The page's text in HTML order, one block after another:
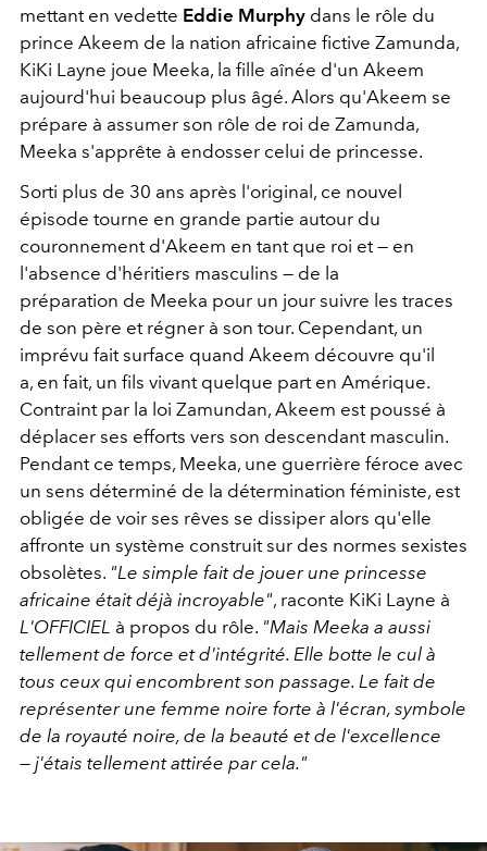
mettant en vedette Eddie Murphy dans le rôle du
prince Akeem de la nation africaine fictive Zamunda,
KiKi Layne joue Meeka, la fille aînée d'un Akeem
aujourd'hui beaucoup plus âgé. Alors qu'Akeem se
prépare à assumer son rôle de roi de Zamunda,
Meeka s'apprête à endosser celui de princesse.
Sorti plus de 30 ans après l'original, ce nouvel
épisode tourne en grande partie autour du
couronnement d'Akeem en tant que roi et — en
l'absence d'héritiers masculins — de la
préparation de Meeka pour un jour suivre les traces
de son père et régner à son tour. Cependant, un
imprévu fait surface quand Akeem découvre qu'il
a, en fait, un fils vivant quelque part en Amérique.
Contraint par la loi Zamundan, Akeem est poussé à
déplacer ses efforts vers son descendant masculin.
Pendant ce temps, Meeka, une guerrière féroce avec
un sens déterminé de la détermination féministe, est
obligée de voir ses rêves se dissiper alors qu'elle
affronte un système construit sur des normes sexistes
obsolètes. "Le simple fait de jouer une princesse
africaine était déjà incroyable", raconte KiKi Layne à
L'OFFICIEL à propos du rôle. "Mais Meeka a aussi
tellement de force et d'intégrité. Elle botte le cul à
tous ceux qui encombrent son passage. Le fait de
représenter une femme noire forte à l'écran, symbole
de la royauté noire, de la beauté et de l'excellence
— j'étais tellement attirée par cela."